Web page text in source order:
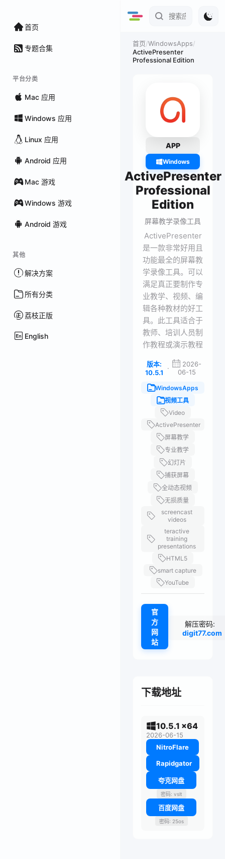
首页
专题合集
平台分类
Mac 应用
Windows 应用
Linux 应用
Android 应用
Mac 游戏
Windows 游戏
Android 游戏
其他
解决方案
所有分类
荔枝正版
English
首页/WindowsApps/
ActivePresenter
Professional Edition
APP
Windows
ActivePresenter
Professional
Edition
屏幕教学录像工具
ActivePresenter
是一款非常好用且
功能最全的屏幕教
学录像工具。可以
满足真正要制作专
业教学、视频、编
辑各种教材的好工
具。此工具适合于
教师、培训人员制
作教程或演示教程
版本:
10.5.1
·
2026-
06-15
WindowsApps
视频工具
Video
ActivePresenter
屏幕教学
专业教学
幻灯片
捕获屏幕
全动态视频
无损质量
screencast
videos
teractive
training
presentations
HTML5
smart capture
YouTube
官
方
网
站
解压密码:
digit77.com
下载地址
10.5.1 x64
2026-06-15
NitroFlare
Rapidgator
夸克网盘
密码: vslt
百度网盘
密码: 25os